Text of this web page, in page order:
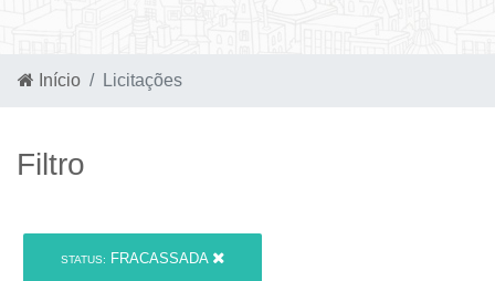
Início Licitações
Filtro
STATUS: FRACASSADA